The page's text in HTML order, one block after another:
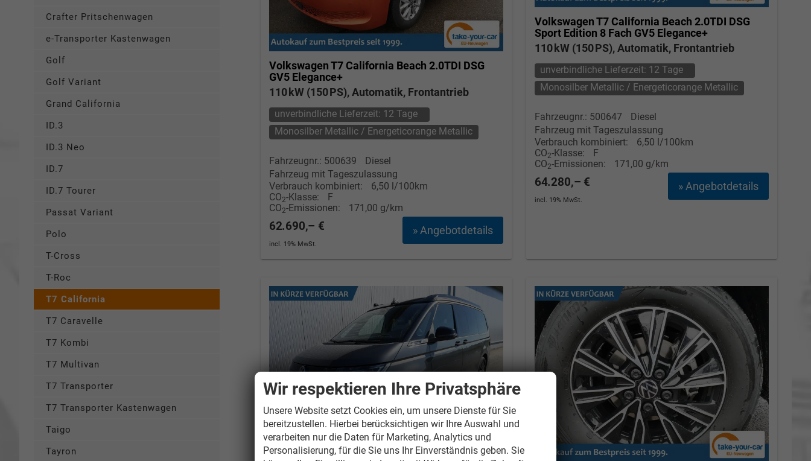
Volkswagen T7 California Beach 2.0TDI DSG
GV5 Elegance+
110 kW (150 PS), Automatik, Frontantrieb
unverbindliche Lieferzeit: 12 Tage
Monosilber Metallic / Energeticorange Metallic
Fahrzeugnr.: 500639
Diesel
Fahrzeug mit Tageszulassung
Verbrauch kombiniert:
6,50 l/100km
CO2-Klasse:
F
CO2-Emissionen: 171,00 g/km
» Angebotdetails
62.690,– €
incl. 19% MwSt.
Volkswagen T7 California Beach 2.0TDI DSG
Sport Edition 8 Fach GV5 Elegance+
110 kW (150 PS), Automatik, Frontantrieb
unverbindliche Lieferzeit: 12 Tage
Monosilber Metallic / Energeticorange Metallic
Fahrzeugnr.: 500647
Diesel
Fahrzeug mit Tageszulassung
Verbrauch kombiniert:
6,50 l/100km
CO2-Klasse:
F
CO2-Emissionen: 171,00 g/km
» Angebotdetails
64.280,– €
incl. 19% MwSt.
Crafter Pritschenwagen
e-Transporter Kastenwagen
Golf
Golf Variant
Grand California
ID.3
ID.3 Neo
ID.7
ID.7 Tourer
Passat Variant
Polo
T-Cross
T-Roc
T7 California
T7 Caravelle
T7 Kombi
T7 Multivan
T7 Transporter
T7 Transporter Kastenwagen
Taigo
Tayron
Wir respektieren Ihre Privatsphäre
Unsere Website setzt Cookies ein, um unsere Dienste für Sie
bereitzustellen. Hierbei berücksichtigen wir Ihre Auswahl und
verarbeiten nur die Daten für Marketing, Analytics und
Personalisierung, für die Sie uns Ihr Einverständnis geben. Sie